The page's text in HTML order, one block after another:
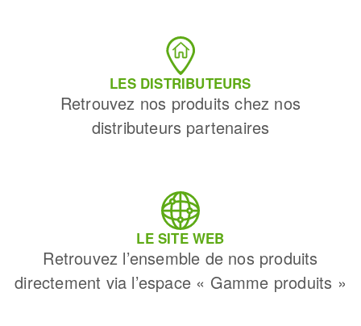
LES DISTRIBUTEURS
Retrouvez nos produits chez nos
distributeurs partenaires
LE SITE WEB
Retrouvez l’ensemble de nos produits
directement via l’espace « Gamme produits »